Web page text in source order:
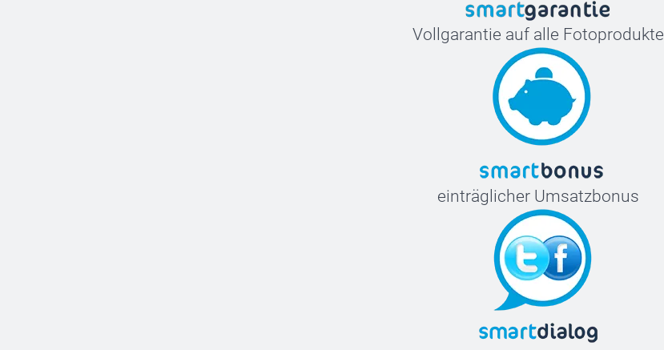
Vollgarantie auf alle Fotoprodukte
einträglicher Umsatzbonus